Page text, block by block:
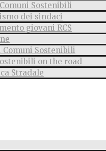
Sostenibili
dei sindaci
giovani RCS
Comuni Sostenibili
on the road
Stradale